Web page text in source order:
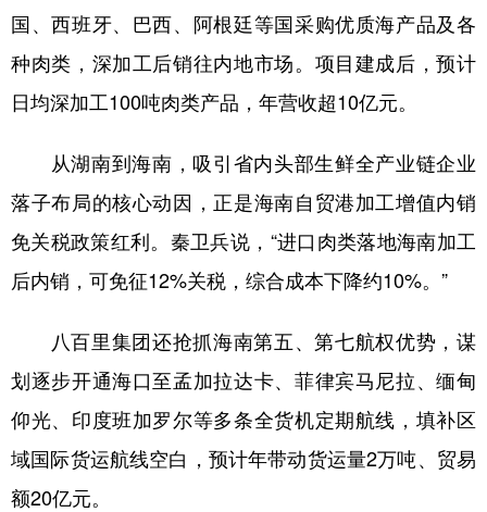
English Español Français عربى
Русский язык 日本語 한국어
国、西班牙、巴西、阿根廷等国采购优质海产品及各
种肉类，深加工后销往内地市场。项目建成后，预计
日均深加工100吨肉类产品，年营收超10亿元。
从湖南到海南，吸引省内头部生鲜全产业链企业
落子布局的核心动因，正是海南自贸港加工增值内销
免关税政策红利。秦卫兵说，“进口肉类落地海南加工
后内销，可免征12%关税，综合成本下降约10%。”
八百里集团还抢抓海南第五、第七航权优势，谋
划逐步开通海口至孟加拉达卡、菲律宾马尼拉、缅甸
仰光、印度班加罗尔等多条全货机定期航线，填补区
域国际货运航线空白，预计年带动货运量2万吨、贸易
额20亿元。